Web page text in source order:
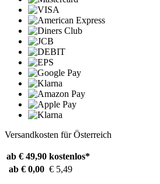
Versandkosten für Österreich
ab € 49,90 kostenlos*
ab € 0,00 € 5,49